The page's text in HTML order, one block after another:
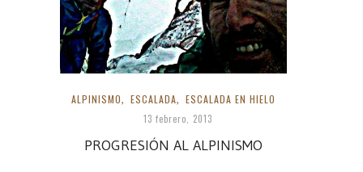
ALPINISMO, ESCALADA, ESCALADA EN HIELO
13 febrero, 2013
PROGRESIÓN AL ALPINISMO